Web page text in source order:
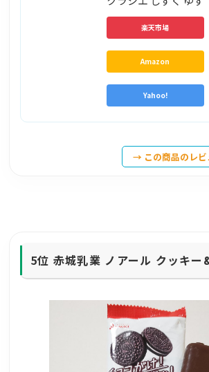
楽天市場
Amazon
Yahoo!
→ この商品のレビ
5位 赤城乳業 ノアール クッキー